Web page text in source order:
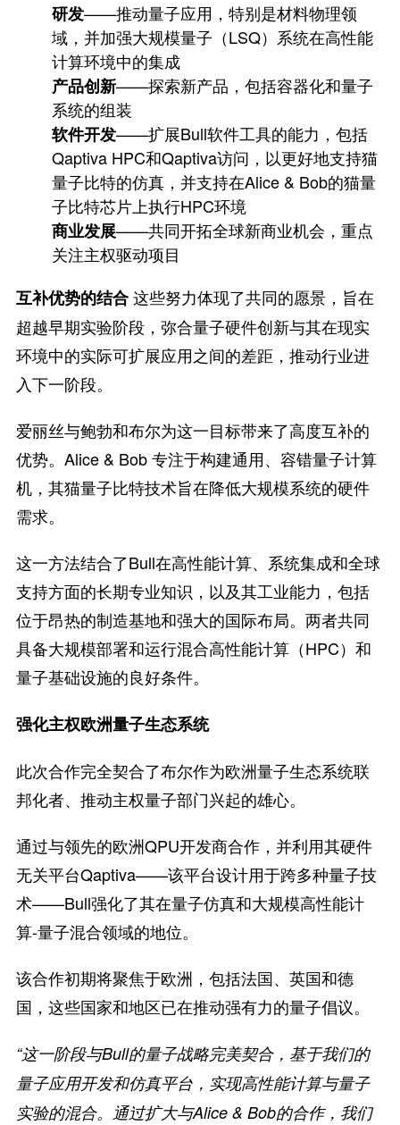
研发——推动量子应用，特别是材料物理领
域，并加强大规模量子（LSQ）系统在高性能
计算环境中的集成
产品创新——探索新产品，包括容器化和量子
系统的组装
软件开发——扩展Bull软件工具的能力，包括
Qaptiva HPC和Qaptiva访问，以更好地支持猫
量子比特的仿真，并支持在Alice & Bob的猫量
子比特芯片上执行HPC环境
商业发展——共同开拓全球新商业机会，重点
关注主权驱动项目
互补优势的结合这些努力体现了共同的愿景，旨在
超越早期实验阶段，弥合量子硬件创新与其在现实
环境中的实际可扩展应用之间的差距，推动行业进
入下一阶段。
爱丽丝与鲍勃和布尔为这一目标带来了高度互补的
优势。Alice & Bob 专注于构建通用、容错量子计算
机，其猫量子比特技术旨在降低大规模系统的硬件
需求。
这一方法结合了Bull在高性能计算、系统集成和全球
支持方面的长期专业知识，以及其工业能力，包括
位于昂热的制造基地和强大的国际布局。两者共同
具备大规模部署和运行混合高性能计算（HPC）和
量子基础设施的良好条件。
强化主权欧洲量子生态系统
此次合作完全契合了布尔作为欧洲量子生态系统联
邦化者、推动主权量子部门兴起的雄心。
通过与领先的欧洲QPU开发商合作，并利用其硬件
无关平台Qaptiva——该平台设计用于跨多种量子技
术——Bull强化了其在量子仿真和大规模高性能计
算-量子混合领域的地位。
该合作初期将聚焦于欧洲，包括法国、英国和德
国，这些国家和地区已在推动强有力的量子倡议。
“这一阶段与Bull的量子战略完美契合，基于我们的
量子应用开发和仿真平台，实现高性能计算与量子
实验的混合。通过扩大与Alice & Bob的合作，我们